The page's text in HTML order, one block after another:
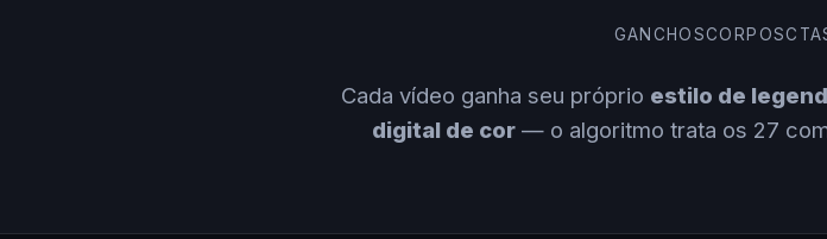
GANCHOSCORPOS
Cada vídeo ganha seu próprio estilo de
digital de cor — o algoritmo trata os 27